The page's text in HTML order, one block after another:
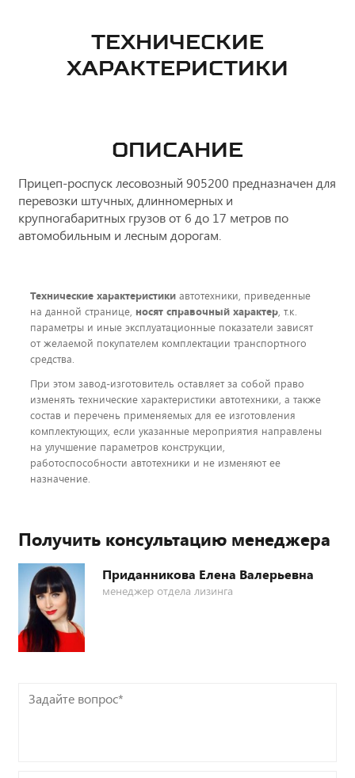
ТЕХНИЧЕСКИЕ
ХАРАКТЕРИСТИКИ
ОПИСАНИЕ
Прицеп-роспуск лесовозный 905200 предназначен для
перевозки штучных, длинномерных и
крупногабаритных грузов от 6 до 17 метров по
автомобильным и лесным дорогам.
Технические характеристики автотехники, приведенные
на данной странице, носят справочный характер, т.к.
параметры и иные эксплуатационные показатели зависят
от желаемой покупателем комплектации транспортного
средства.
При этом завод-изготовитель оставляет за собой право
изменять технические характеристики автотехники, а также
состав и перечень применяемых для ее изготовления
комплектующих, если указанные мероприятия направлены
на улучшение параметров конструкции,
работоспособности автотехники и не изменяют ее
назначение.
Получить консультацию менеджера
Приданникова Елена Валерьевна
менеджер отдела лизинга
Задайте
вопрос*